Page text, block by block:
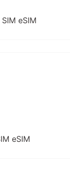
eSIM
eSIM